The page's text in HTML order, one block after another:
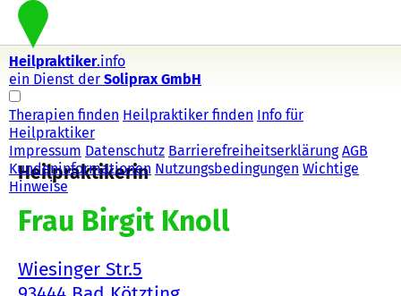
Heilpraktiker.info
ein Dienst der Soliprax GmbH
Therapien finden Heilpraktiker finden Info für
Heilpraktiker
Impressum Datenschutz Barrierefreiheitserklärung AGB
Kundeninformationen Nutzungsbedingungen Wichtige
Hinweise
Heilpraktikerin
Frau Birgit Knoll
Wiesinger Str.5